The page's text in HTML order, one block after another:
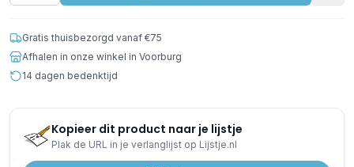
Gratis thuisbezorgd vanaf €75
Afhalen in onze winkel in Voorburg
14 dagen bedenktijd
Kopieer dit product naar je lijstje
Plak de URL in je verlanglijst op Lijstje.nl